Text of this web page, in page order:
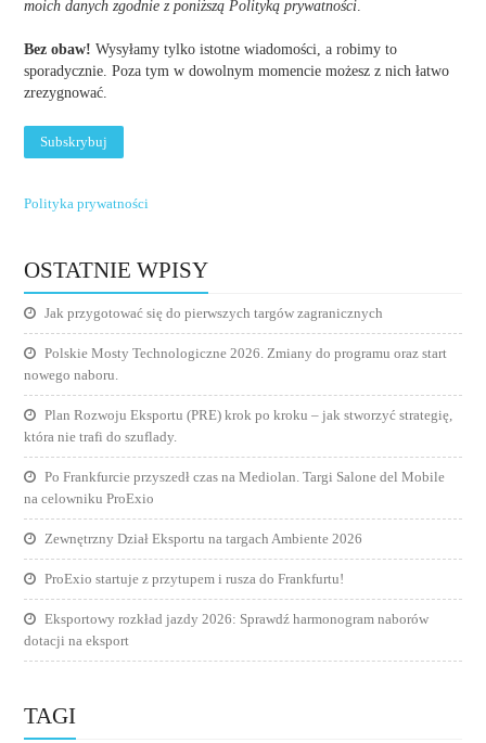
moich danych zgodnie z poniższą Polityką prywatności.
Bez obaw! Wysyłamy tylko istotne wiadomości, a robimy to
sporadycznie. Poza tym w dowolnym momencie możesz z nich łatwo
zrezygnować.
Polityka prywatności
OSTATNIE WPISY
Jak przygotować się do pierwszych targów zagranicznych
Polskie Mosty Technologiczne 2026. Zmiany do programu oraz start
nowego naboru.
Plan Rozwoju Eksportu (PRE) krok po kroku – jak stworzyć strategię,
która nie trafi do szuflady.
Po Frankfurcie przyszedł czas na Mediolan. Targi Salone del Mobile
na celowniku ProExio
Zewnętrzny Dział Eksportu na targach Ambiente 2026
ProExio startuje z przytupem i rusza do Frankfurtu!
Eksportowy rozkład jazdy 2026: Sprawdź harmonogram naborów
dotacji na eksport
TAGI